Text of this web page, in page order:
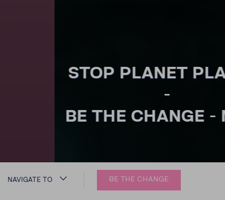
STOP PLANET PLASTIC
BE THE CHANGE - NOW!
NAVIGATE TO BE THE CHANGE